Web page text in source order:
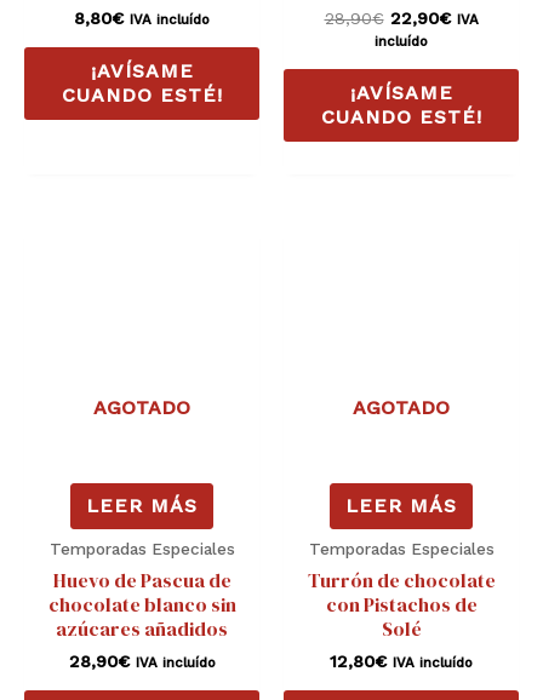
8,80€ IVA incluído
¡AVÍSAME
CUANDO ESTÉ!
28,90€ 22,90€ IVA
incluído
¡AVÍSAME
CUANDO ESTÉ!
AGOTADO
LEER MÁS
Temporadas Especiales
Huevo de Pascua de
chocolate blanco sin
azúcares añadidos
28,90€ IVA incluído
AGOTADO
LEER MÁS
Temporadas Especiales
Turrón de chocolate
con Pistachos de
Solé
12,80€ IVA incluído